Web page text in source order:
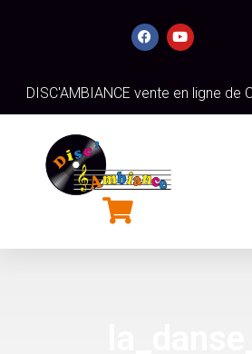
DISC'AMBIANCE vente en ligne de